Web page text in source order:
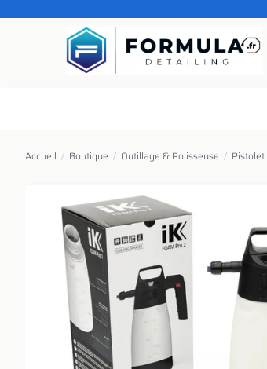
SE RENDRE AU CONTENU
Accueil / Boutique / Outillage & Polisseuse /